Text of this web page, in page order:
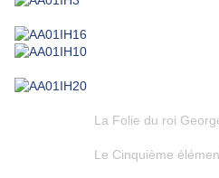
La Folie du roi
Le Cinquième élément